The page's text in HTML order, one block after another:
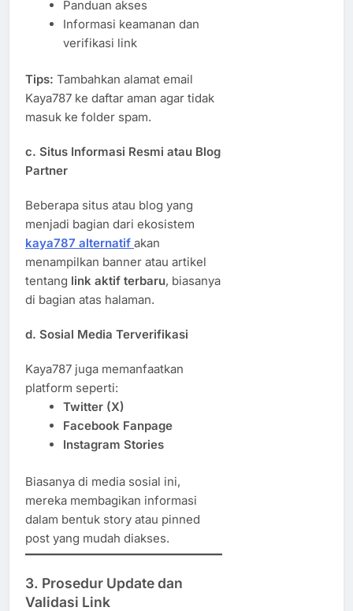
Panduan akses
Informasi keamanan dan
verifikasi link
Tips: Tambahkan alamat email
Kaya787 ke daftar aman agar tidak
masuk ke folder spam.
c. Situs Informasi Resmi atau Blog
Partner
Beberapa situs atau blog yang
menjadi bagian dari ekosistem
kaya787 alternatif akan
menampilkan banner atau artikel
tentang link aktif terbaru, biasanya
di bagian atas halaman.
d. Sosial Media Terverifikasi
Kaya787 juga memanfaatkan
platform seperti:
Twitter (X)
Facebook Fanpage
Instagram Stories
Biasanya di media sosial ini,
mereka membagikan informasi
dalam bentuk story atau pinned
post yang mudah diakses.
3. Prosedur Update dan
Validasi Link